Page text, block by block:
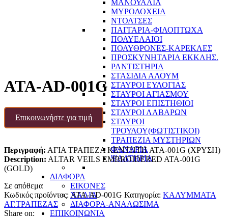
ΜΑΝΟΥΑΛΙΑ
ΜΥΡΟΔΟΧΕΙΑ
ΝΤΟΛΤΣΕΣ
ΠΑΓΓΑΡΙΑ-ΦΙΛΟΠΤΩΧΑ
ΠΟΛΥΕΛΑΙΟΙ
ΠΟΛΥΘΡΟΝΕΣ-ΚΑΡΕΚΛΕΣ
ΠΡΟΣΚΥΝΗΤΑΡΙΑ ΕΚΚΛΗΣ.
ΡΑΝΤΙΣΤΗΡΙΑ
ΣΤΑΣΙΔΙΑ ΑΛΟΥΜ
ΣΤΑΥΡΟΙ ΕΥΛΟΓΙΑΣ
ΣΤΑΥΡΟΙ ΑΓΙΑΣΜΟΥ
ΣΤΑΥΡΟΙ ΕΠΙΣΤΗΘΙΟΙ
ΣΤΑΥΡΟΙ ΛΑΒΑΡΩΝ
ΣΤΑΥΡΟΙ
ΤΡΟΥΛΟΥ(ΦΩΤΙΣΤΙΚΟΙ)
ΤΡΑΠΕΖΙΑ ΜΥΣΤΗΡΙΩΝ
ΦΑΝΑΡΙΑ
ΨΑΛΤΗΡΙΑ
ΔΙΑΦΟΡΑ
ΕΙΚΟΝΕΣ
ΧΑΛΙΑ
ΔΙΑΦΟΡΑ-ΑΝΑΛΩΣΙΜΑ
ΕΠΙΚΟΙΝΩΝΙΑ
ATA-AD-001G
Επικοινωνήστε για τιμή
Περιγραφή: ΑΓΙΑ ΤΡΑΠΕΖΑ ΚΕΝΤΗΤΗ ATA-001G (ΧΡΥΣH)
Description: ALTAR VEILS EMBROIDERED ATA-001G
(GOLD)
Σε απόθεμα
Κωδικός προϊόντος: ATA-AD-001G Κατηγορία: ΚΑΛΥΜΜΑΤΑ
ΑΓ.ΤΡΑΠΕΖΑΣ
Share on: